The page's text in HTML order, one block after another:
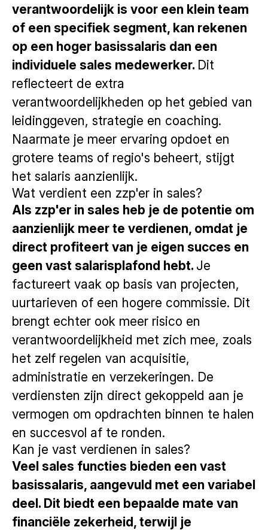
verantwoordelijk is voor een klein team
of een specifiek segment, kan rekenen
op een hoger basissalaris dan een
individuele sales medewerker. Dit
reflecteert de extra
verantwoordelijkheden op het gebied van
leidinggeven, strategie en coaching.
Naarmate je meer ervaring opdoet en
grotere teams of regio's beheert, stijgt
het salaris aanzienlijk.
Wat verdient een zzp'er in sales?
Als zzp'er in sales heb je de potentie om
aanzienlijk meer te verdienen, omdat je
direct profiteert van je eigen succes en
geen vast salarisplafond hebt. Je
factureert vaak op basis van projecten,
uurtarieven of een hogere commissie. Dit
brengt echter ook meer risico en
verantwoordelijkheid met zich mee, zoals
het zelf regelen van acquisitie,
administratie en verzekeringen. De
verdiensten zijn direct gekoppeld aan je
vermogen om opdrachten binnen te halen
en succesvol af te ronden.
Kan je vast verdienen in sales?
Veel sales functies bieden een vast
basissalaris, aangevuld met een variabel
deel. Dit biedt een bepaalde mate van
financiële zekerheid, terwijl je